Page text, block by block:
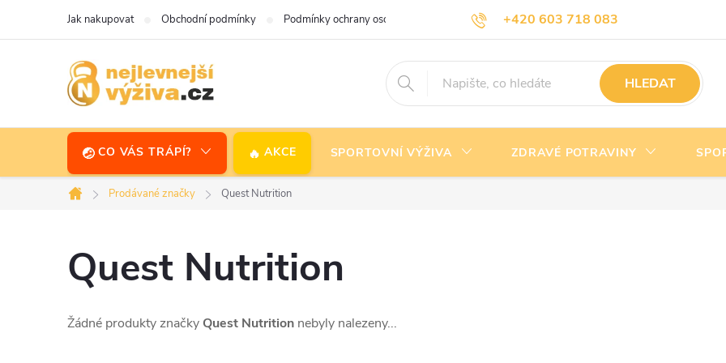
+420 603 718 083
info@nejlevnejsivyziva.cz
Jak nakupovat Obchodní podmínky Podmínky ochrany osobních údajů Doprava a platba Kontakty
HLEDAT
CO VÁS TRÁPÍ? AKCE SPORTOVNÍ VÝŽIVA ZDRAVÉ POTRAVINY
Domů
Prodávané značky Quest Nutrition
Quest Nutrition
Žádné produkty značky Quest Nutrition nebyly nalezeny...